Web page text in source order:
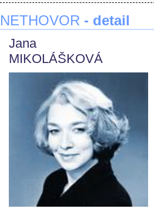
NETHOVOR - detail
Jana
MIKOLÁŠKOVÁ